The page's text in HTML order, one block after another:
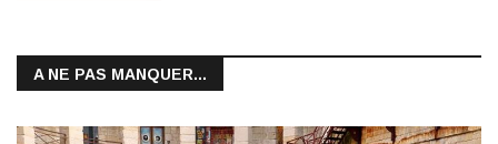
A NE PAS MANQUER...